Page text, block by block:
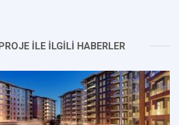
İLE İLGİLİ HABERLER